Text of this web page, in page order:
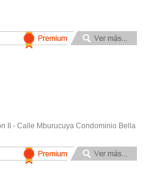
II - Calle Mburucuya Condominio Bella